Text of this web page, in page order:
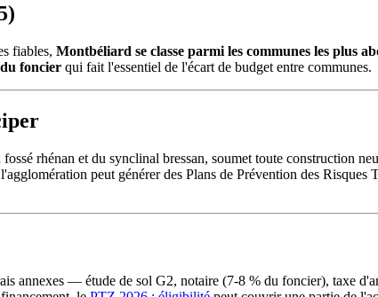
fiables, Montbéliard se classe parmi les communes les plus
foncier qui fait l'essentiel de l'écart de budget entre communes.
rhénan et du synclinal bressan, soumet toute construction
peut générer des Plans de Prévention des
annexes — étude de sol G2, notaire (7-8 % du foncier), taxe